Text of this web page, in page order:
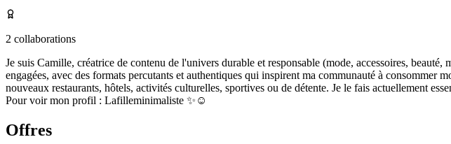
2 collaborations
Je suis Camille, créatrice de contenu de l'univers durable et responsable (mode, accessoires,
engagées, avec des formats percutants et authentiques qui inspirent ma communauté à consommer
nouveaux restaurants, hôtels, activités culturelles, sportives ou de détente. Je le fais actuellement
Pour voir mon profil : Lafilleminimaliste ✨☺️
Offres